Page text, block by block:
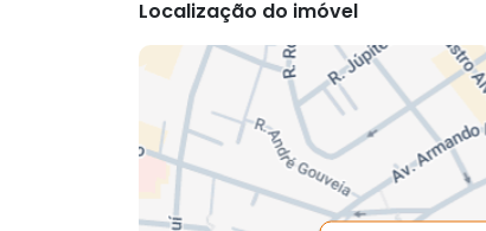
Localização do imóvel